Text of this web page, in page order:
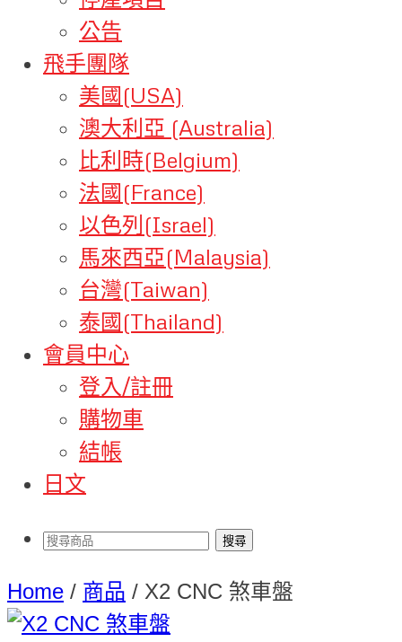
公告
飛手團隊
美國(USA)
澳大利亞 (Australia)
比利時(Belgium)
法國(France)
以色列(Israel)
馬來西亞(Malaysia)
台灣(Taiwan)
泰國(Thailand)
會員中心
登入/註冊
購物車
結帳
日文
Home / 商品 / X2 CNC 煞車盤